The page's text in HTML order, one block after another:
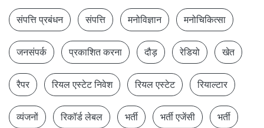
संपत्ति प्रबंधन संपत्ति मनोविज्ञान मनोचिकित्सा
जनसंपर्क प्रकाशित करना दौड़ रेडियो खेत
रैपर रियल एस्टेट निवेश रियल एस्टेट रियाल्टार
व्यंजनों रिकॉर्ड लेबल भर्ती भर्ती एजेंसी भर्ती